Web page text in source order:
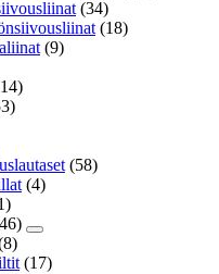
(34)
(18)
(9)
(58)
(4)
(17)